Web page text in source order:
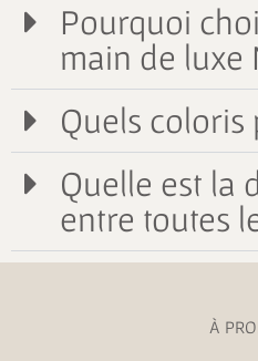
Pourquoi
main de luxe
Quels
Quelle est la
entre toutes
À